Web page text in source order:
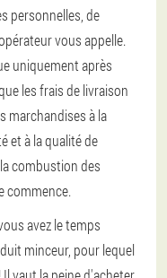
personnelles, de
vous appelle.
uniquement après
les frais de livraison
marchandises à la
et à la qualité de
combustion des
commence.
avez le temps
minceur, pour lequel